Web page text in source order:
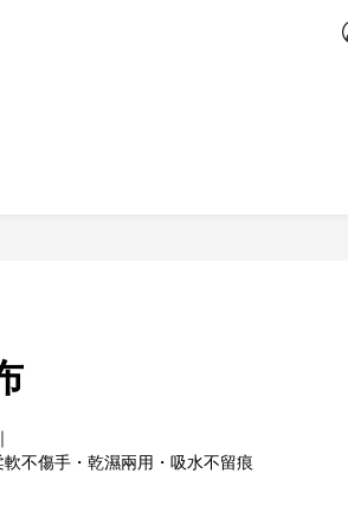
不傷手・乾濕兩用・吸水不留痕